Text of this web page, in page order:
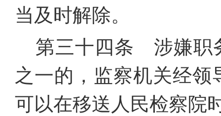
当及时解除。
第三十四条 涉嫌职
之一的，监察机关经
可以在移送人民检察院